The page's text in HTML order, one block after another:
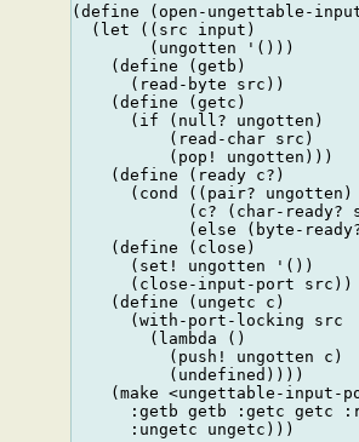
(define (open-ungettable-
  (let ((src input)
        (ungotten '()))
    (define (getb)
      (read-byte src))
    (define (getc)
      (if (null? ungotten)
          (read-char src)
          (pop! ungotten)))
    (define (ready c?)
(cond ((pair? ungotten)
(c? (char-ready?
(else (byte-
    (define (close)
      (set! ungotten '())
      (close-input-port src))
    (define (ungetc c)
      (with-port-locking src
        (lambda ()
          (push! ungotten c)
          (undefined))))
(make <ungettable-input-
:getb getb :getc getc
      :ungetc ungetc)))